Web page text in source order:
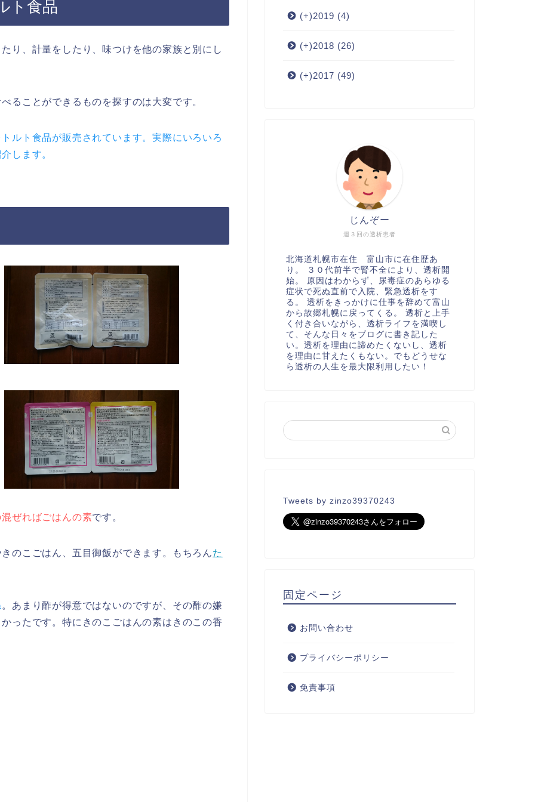
ト食品
り、計量をしたり、味つけを他の家族と別にし
ることができるものを探すのは大変です。
トルト食品が販売されています。実際にいろいろ
します。
混ぜればごはんの素です。
のこごはん、五目御飯ができます。もちろんた
。あまり酢が得意ではないのですが、その酢の嫌
ったです。特にきのこごはんの素はきのこの香
(+)2019 (4)
(+)2018 (26)
(+)2017 (49)
週３回の透析患者
じんぞー
北海道札幌市在住 富山市に在住歴あ
り。 ３０代前半で腎不全により、透析開
始。 原因はわからず、尿毒症のあらゆる
症状で死ぬ直前で入院、緊急透析をす
る。 透析をきっかけに仕事を辞めて富山
から故郷札幌に戻ってくる。 透析と上手
く付き合いながら、透析ライフを満喫し
て、そんな日々をブログに書き記した
い。透析を理由に諦めたくないし、透析
を理由に甘えたくもない。でもどうせな
ら透析の人生を最大限利用したい！
Tweets by zinzo39370243
固定ページ
お問い合わせ
プライバシーポリシー
免責事項